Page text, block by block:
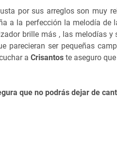
por sus arreglos son muy
a la perfección la melodía de
brille más , las melodías
parecieran ser pequeñas
a Crisantos te aseguro
que no podrás dejar de